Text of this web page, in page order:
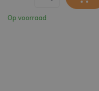
Op voorraad